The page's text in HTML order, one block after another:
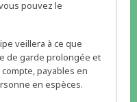
pouvez le
veillera à ce que
de garde prolongée et
payables en
en espèces.